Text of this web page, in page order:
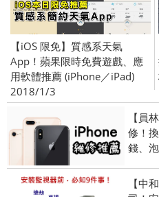
【iOS 限免】質感系天氣
App！蘋果限時免費遊戲、應
用軟體推薦 (iPhone／iPad)
2018/1/3
【員
修！
錢、
【中